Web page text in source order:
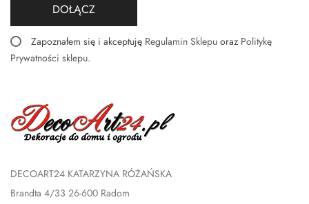
DOŁĄCZ
Zapoznałem się i akceptuję Regulamin Sklepu oraz Politykę
Prywatności sklepu.
DECOART24 KATARZYNA RÓŻAŃSKA
Brandta 4/33 26-600 Radom